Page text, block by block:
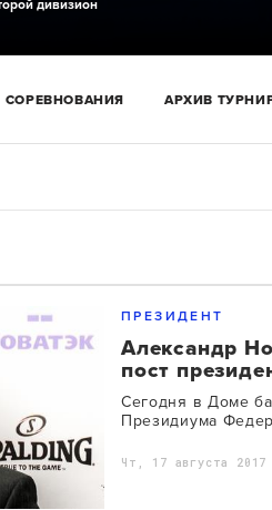
дивизион
СОРЕВНОВАНИЯ АРХИВ
ПРЕЗИДЕНТ
Александр
пост
Сегодня в Доме
Президиума
Чт, 17 августа 2017